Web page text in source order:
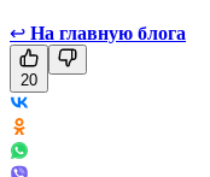
↩ На главную блога
20